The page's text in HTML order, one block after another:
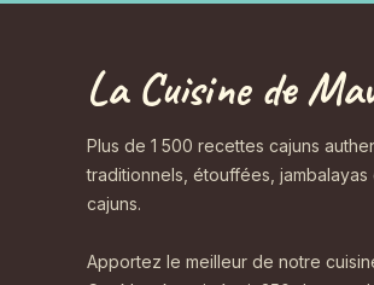
La Cuisine de
Plus de 1 500 recettes cajuns
traditionnels, étouffées,
cajuns.
Apportez le meilleur de notre